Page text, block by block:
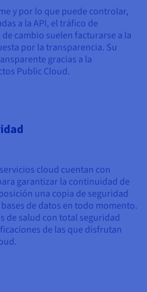
y por lo que puede controlar,
a la API, el tráfico de
cambio suelen facturarse a la
por la transparencia. Su
gracias a la
Public Cloud.
cloud cuentan con
garantizar la continuidad de
una copia de seguridad
de datos en todo momento.
de salud con total seguridad
de las que disfrutan